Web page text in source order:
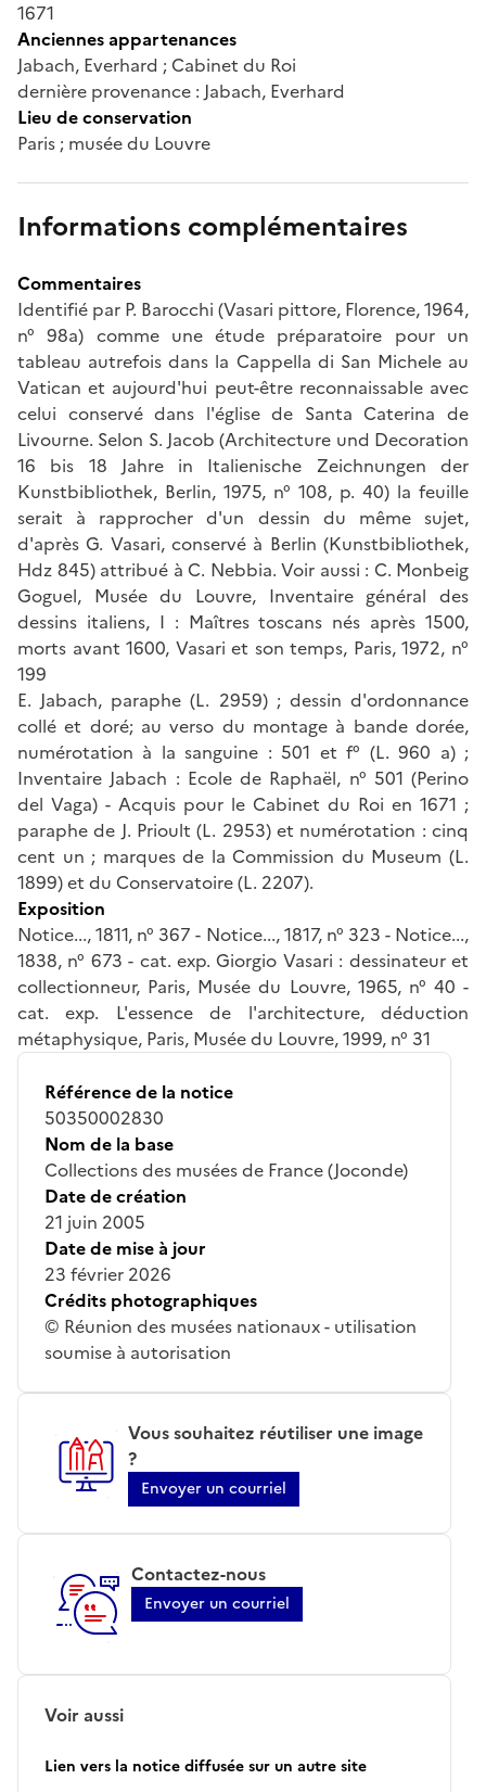
1671
Anciennes appartenances
Jabach, Everhard ; Cabinet du Roi
dernière provenance : Jabach, Everhard
Lieu de conservation
Paris ; musée du Louvre
Informations complémentaires
Commentaires
Identifié par P. Barocchi (Vasari pittore, Florence, 1964,
n° 98a) comme une étude préparatoire pour un
tableau autrefois dans la Cappella di San Michele au
Vatican et aujourd'hui peut-être reconnaissable avec
celui conservé dans l'église de Santa Caterina de
Livourne. Selon S. Jacob (Architecture und Decoration
16 bis 18 Jahre in Italienische Zeichnungen der
Kunstbibliothek, Berlin, 1975, n° 108, p. 40) la feuille
serait à rapprocher d'un dessin du même sujet,
d'après G. Vasari, conservé à Berlin (Kunstbibliothek,
Hdz 845) attribué à C. Nebbia. Voir aussi : C. Monbeig
Goguel, Musée du Louvre, Inventaire général des
dessins italiens, I : Maîtres toscans nés après 1500,
morts avant 1600, Vasari et son temps, Paris, 1972, n°
199
E. Jabach, paraphe (L. 2959) ; dessin d'ordonnance
collé et doré; au verso du montage à bande dorée,
numérotation à la sanguine : 501 et f° (L. 960 a) ;
Inventaire Jabach : Ecole de Raphaël, n° 501 (Perino
del Vaga) - Acquis pour le Cabinet du Roi en 1671 ;
paraphe de J. Prioult (L. 2953) et numérotation : cinq
cent un ; marques de la Commission du Museum (L.
1899) et du Conservatoire (L. 2207).
Exposition
Notice..., 1811, n° 367 - Notice..., 1817, n° 323 - Notice...,
1838, n° 673 - cat. exp. Giorgio Vasari : dessinateur et
collectionneur, Paris, Musée du Louvre, 1965, n° 40 -
cat. exp. L'essence de l'architecture, déduction
métaphysique, Paris, Musée du Louvre, 1999, n° 31
Référence de la notice
50350002830
Nom de la base
Collections des musées de France (Joconde)
Date de création
21 juin 2005
Date de mise à jour
23 février 2026
Crédits photographiques
© Réunion des musées nationaux - utilisation
soumise à autorisation
Vous souhaitez réutiliser une image
?
Envoyer un courriel
Contactez-nous
Envoyer un courriel
Voir aussi
Lien vers la notice diffusée sur un autre site